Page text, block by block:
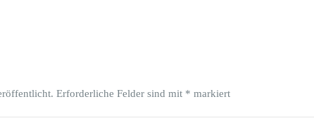
Erforderliche Felder sind mit * markiert